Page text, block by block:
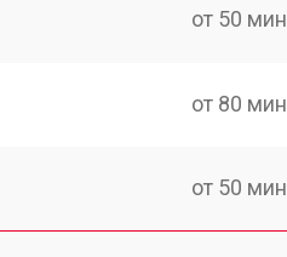
от 50 мин
от 80 мин
от 50 мин